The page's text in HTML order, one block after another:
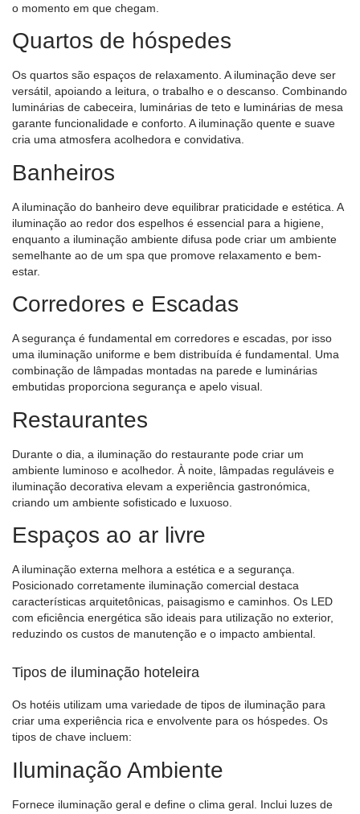
o momento em que chegam.
Quartos de hóspedes
Os quartos são espaços de relaxamento. A iluminação deve ser
versátil, apoiando a leitura, o trabalho e o descanso. Combinando
luminárias de cabeceira, luminárias de teto e luminárias de mesa
garante funcionalidade e conforto. A iluminação quente e suave
cria uma atmosfera acolhedora e convidativa.
Banheiros
A iluminação do banheiro deve equilibrar praticidade e estética. A
iluminação ao redor dos espelhos é essencial para a higiene,
enquanto a iluminação ambiente difusa pode criar um ambiente
semelhante ao de um spa que promove relaxamento e bem-
estar.
Corredores e Escadas
A segurança é fundamental em corredores e escadas, por isso
uma iluminação uniforme e bem distribuída é fundamental. Uma
combinação de lâmpadas montadas na parede e luminárias
embutidas proporciona segurança e apelo visual.
Restaurantes
Durante o dia, a iluminação do restaurante pode criar um
ambiente luminoso e acolhedor. À noite, lâmpadas reguláveis ​​e
iluminação decorativa elevam a experiência gastronómica,
criando um ambiente sofisticado e luxuoso.
Espaços ao ar livre
A iluminação externa melhora a estética e a segurança.
Posicionado corretamente iluminação comercial destaca
características arquitetônicas, paisagismo e caminhos. Os LED
com eficiência energética são ideais para utilização no exterior,
reduzindo os custos de manutenção e o impacto ambiental.
Tipos de iluminação hoteleira
Os hotéis utilizam uma variedade de tipos de iluminação para
criar uma experiência rica e envolvente para os hóspedes. Os
tipos de chave incluem:
Iluminação Ambiente
Fornece iluminação geral e define o clima geral. Inclui luzes de